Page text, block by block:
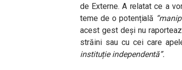
de Externe. A relatat ce a
teme de o potențială
acest gest deși nu
străini sau cu cei care
instituție independentă”.